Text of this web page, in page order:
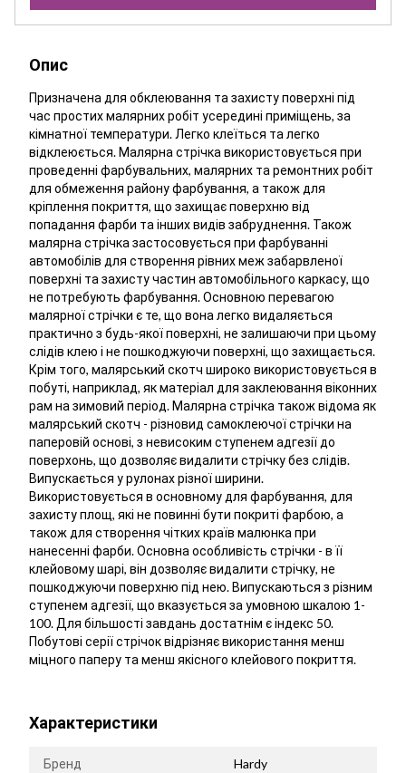
Опис
Призначена для обклеювання та захисту поверхні під
час простих малярних робіт усередині приміщень, за
кімнатної температури. Легко клеїться та легко
відклеюється. Малярна стрічка використовується при
проведенні фарбувальних, малярних та ремонтних робіт
для обмеження району фарбування, а також для
кріплення покриття, що захищає поверхню від
попадання фарби та інших видів забруднення. Також
малярна стрічка застосовується при фарбуванні
автомобілів для створення рівних меж забарвленої
поверхні та захисту частин автомобільного каркасу, що
не потребують фарбування. Основною перевагою
малярної стрічки є те, що вона легко видаляється
практично з будь-якої поверхні, не залишаючи при цьому
слідів клею і не пошкоджуючи поверхні, що захищається.
Крім того, малярський скотч широко використовується в
побуті, наприклад, як матеріал для заклеювання віконних
рам на зимовий період. Малярна стрічка також відома як
малярський скотч - різновид самоклеючої стрічки на
паперовій основі, з невисоким ступенем адгезії до
поверхонь, що дозволяє видалити стрічку без слідів.
Випускається у рулонах різної ширини.
Використовується в основному для фарбування, для
захисту площ, які не повинні бути покриті фарбою, а
також для створення чітких країв малюнка при
нанесенні фарби. Основна особливість стрічки - в її
клейовому шарі, він дозволяє видалити стрічку, не
пошкоджуючи поверхню під нею. Випускаються з різним
ступенем адгезії, що вказується за умовною шкалою 1-
100. Для більшості завдань достатнім є індекс 50.
Побутові серії стрічок відрізняє використання менш
міцного паперу та менш якісного клейового покриття.
Характеристики
Бренд Hardy